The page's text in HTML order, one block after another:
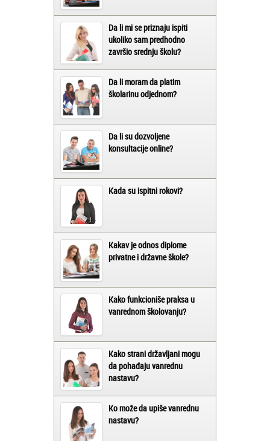
Da li mi se priznaju ispiti
ukoliko sam predhodno
završio srednju školu?
Da li moram da platim
školarinu odjednom?
Da li su dozvoljene
konsultacije online?
Kada su ispitni rokovi?
Kakav je odnos diplome
privatne i državne škole?
Kako funkcioniše praksa u
vanrednom školovanju?
Kako strani državljani mogu
da pohađaju vanrednu
nastavu?
Ko može da upiše vanrednu
nastavu?